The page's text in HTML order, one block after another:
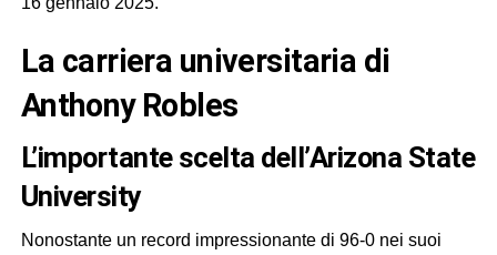
La carriera universitaria di
Anthony Robles
L’importante scelta dell’Arizona State
University
Nonostante un record impressionante di 96-0 nei suoi